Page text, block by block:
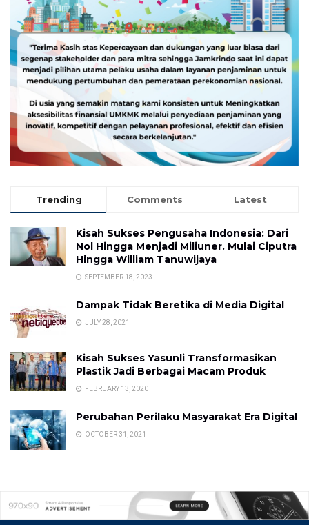
Trending Comments Latest
Kisah Sukses Pengusaha Indonesia: Dari
Nol Hingga Menjadi Miliuner. Mulai Ciputra
Hingga William Tanuwijaya
SEPTEMBER 18, 2023
Dampak Tidak Beretika di Media Digital
JULY 28, 2021
Kisah Sukses Yasunli Transformasikan
Plastik Jadi Berbagai Macam Produk
FEBRUARY 13, 2020
Perubahan Perilaku Masyarakat Era Digital
OCTOBER 31, 2021